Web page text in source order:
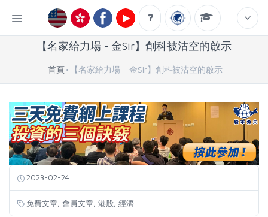
【名家給力場 - 金Sir】創科被沽空的啟示
首頁 【名家給力場 - 金Sir】創科被沽空的啟示
2023-02-24
免費文章 會員文章 港股 經濟